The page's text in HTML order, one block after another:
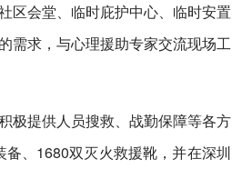
区会堂、临时庇护中心、临时安置
需求，与心理援助专家交流现场工
极提供人员搜救、战勤保障等各方
、1680双灭火救援靴，并在深圳